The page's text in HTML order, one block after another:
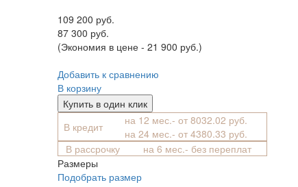
109 200 руб.
87 300 руб.
(Экономия в цене - 21 900 руб.)
Добавить к сравнению
В корзину
Купить в один клик
В кредит
на 12 мес.- от 8032.02 руб.
на 24 мес.- от 4380.33 руб.
В рассрочку
на 6 мес.- без переплат
Размеры
Подобрать размер